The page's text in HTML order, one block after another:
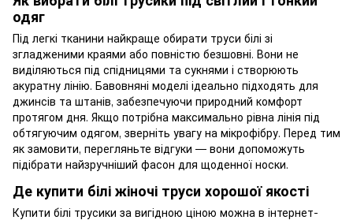
одяг
Під легкі тканини найкраще обирати труси білі зі
згладженими краями або повністю безшовні. Вони не
виділяються під спідницями та сукнями і створюють
акуратну лінію. Бавовняні моделі ідеально підходять для
джинсів та штанів, забезпечуючи природний комфорт
протягом дня. Якщо потрібна максимально рівна лінія під
обтягуючим одягом, зверніть увагу на мікрофібру. Перед тим
як замовити, перегляньте відгуки — вони допоможуть
підібрати найзручніший фасон для щоденної носки.
Де купити білі жіночі труси хорошої якості
Купити білі трусики за вигідною ціною можна в інтернет-